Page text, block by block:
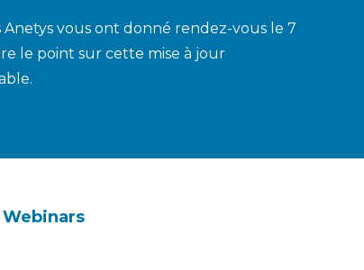
Anetys vous ont donné rendez-vous le 7
le point sur cette mise à jour